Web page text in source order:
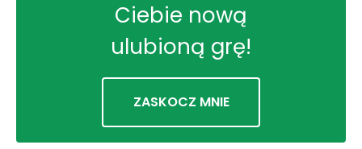
Ciebie nową
ulubioną grę!
ZASKOCZ MNIE